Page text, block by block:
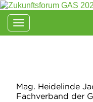
Toggle navigation
Mag. Heidelinde
Fachverband der